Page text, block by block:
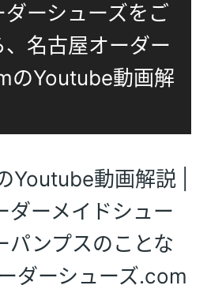
ーシューズをご
名古屋オーダー
のYoutube動画解
Youtube動画解説 |
ダーメイドシュー
パンプスのことな
ダーシューズ.com